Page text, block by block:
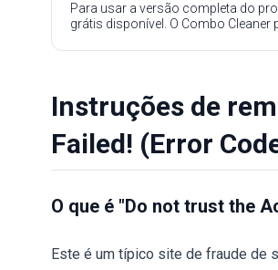
Para usar a versão completa do
grátis disponível. O Combo Cleaner
Instruções de
Failed! (Error
O que é "Do not trust the
Este é um típico site de fraude de